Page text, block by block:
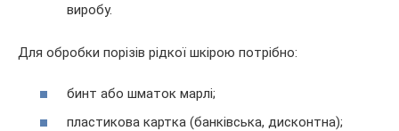
виробу.
Для обробки порізів рідкої шкірою потрібно:
бинт або шматок марлі;
пластикова картка (банківська, дисконтна);